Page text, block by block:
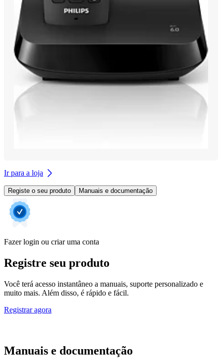
Ir para a loja
Registe o seu produto Manuais e documentação
Fazer login ou criar uma conta
Registre seu produto
Você terá acesso instantâneo a manuais, suporte personalizado e
muito mais. Além disso, é rápido e fácil.
Registrar agora
Manuais e documentação